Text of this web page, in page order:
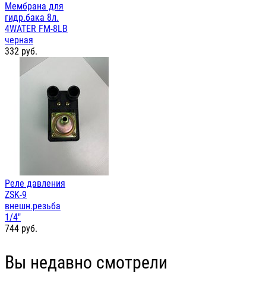
Мембрана для
гидр.бака 8л.
4WATER FM-8LB
черная
332 руб.
Реле давления
ZSK-9
внешн.резьба
1/4"
744 руб.
Вы недавно смотрели